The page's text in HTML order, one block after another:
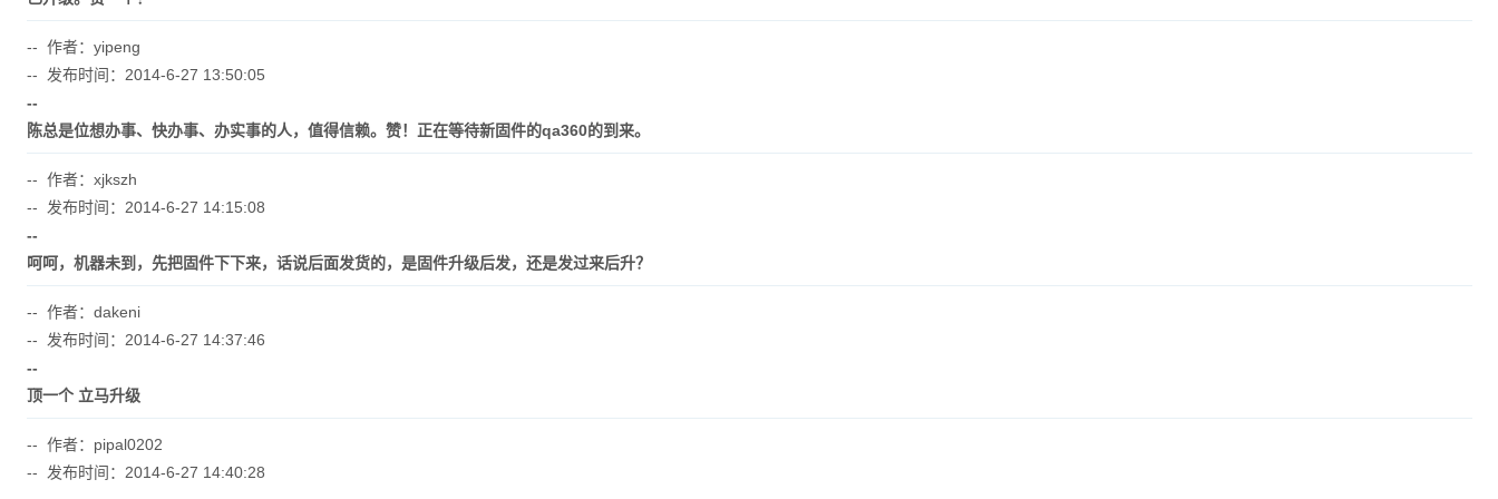
-- 作者：yipeng
-- 发布时间：2014-6-27 13:50:05
--
陈总是位想办事、快办事、办实事的人，值得信赖。赞！正在等待新固件的qa360的到来。
-- 作者：xjkszh
-- 发布时间：2014-6-27 14:15:08
--
呵呵，机器未到，先把固件下下来，话说后面发货的，是固件升级后发，还是发过来后升？
-- 作者：dakeni
-- 发布时间：2014-6-27 14:37:46
--
顶一个 立马升级
-- 作者：pipal0202
-- 发布时间：2014-6-27 14:40:28